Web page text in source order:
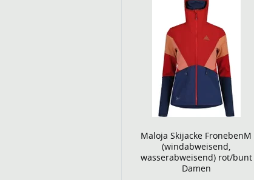
Maloja Skijacke FronebenM
(windabweisend,
wasserabweisend) rot/bunt
Damen